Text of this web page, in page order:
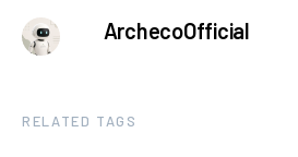
ArchecoOfficial
RELATED TAGS